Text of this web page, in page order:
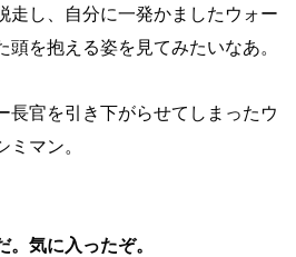
走し、自分に一発かましたウォー
頭を抱える姿を見てみたいなあ。
長官を引き下がらせてしまったウ
ミマン。
。気に入ったぞ。